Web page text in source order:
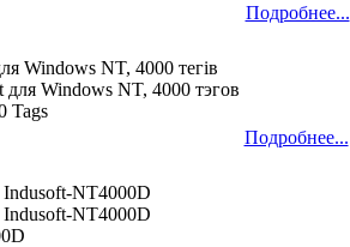
Подробнее...
Windows NT, 4000 тегів
для Windows NT, 4000 тэгов
Tags
Подробнее...
Indusoft-NT4000D
Indusoft-NT4000D